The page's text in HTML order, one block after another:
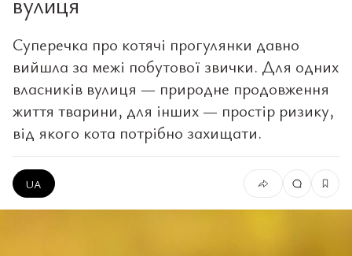
Суперечка про котячі прогулянки давно
вийшла за межі побутової звички. Для одних
власників вулиця — природне продовження
життя тварини, для інших — простір ризику,
від якого кота потрібно захищати.
UA